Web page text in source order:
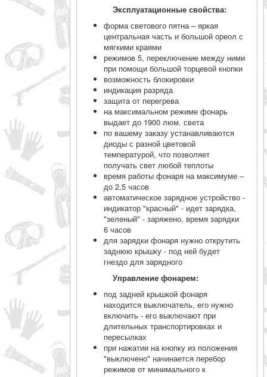
Эксплуатационные свойства:
форма светового пятна – яркая
центральная часть и большой ореол с
мягкими краями
режимов 5, переключение между ними
при помощи большой торцевой кнопки
возможность блокировки
индикация разряда
защита от перегрева
на максимальном режиме фонарь
выдает до 1900 люм. света
по вашему заказу устанавливаются
диоды с разной цветовой
температурой, что позволяет
получать свет любой теплоты
время работы фонаря на максимуме –
до 2,5 часов
автоматическое зарядное устройство -
индикатор "красный" - идет зарядка,
"зеленый" - заряжено, время зарядки
6 часов
для зарядки фонаря нужно открутить
заднюю крышку - под ней будет
гнездо для зарядного
Управление фонарем:
под задней крышкой фонаря
находится выключатель, его нужно
включить - его выключают при
длительных транспортировках и
пересылках
при нажатии на кнопку из положения
"выключено" начинается перебор
режимов от минимального к